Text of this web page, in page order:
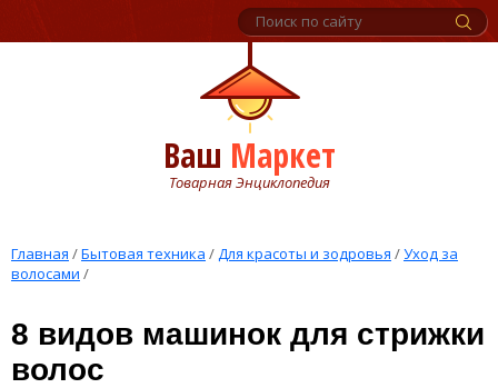
Ваш Маркет
Товарная Энциклопедия
Главная /Бытовая техника /Для красоты и зодровья /Уход за
волосами /
8 видов машинок для стрижки
волос